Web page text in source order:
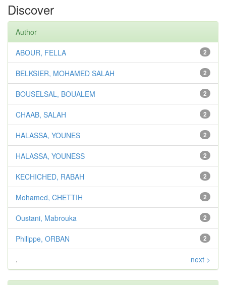
Discover
Author
2
ABOUR, FELLA
2
BELKSIER, MOHAMED SALAH
2
BOUSELSAL, BOUALEM
2
CHAAB, SALAH
2
HALASSA, YOUNES
2
HALASSA, YOUNESS
2
KECHICHED, RABAH
2
Mohamed, CHETTIH
2
Oustani, Mabrouka
2
Philippe, ORBAN
. next >